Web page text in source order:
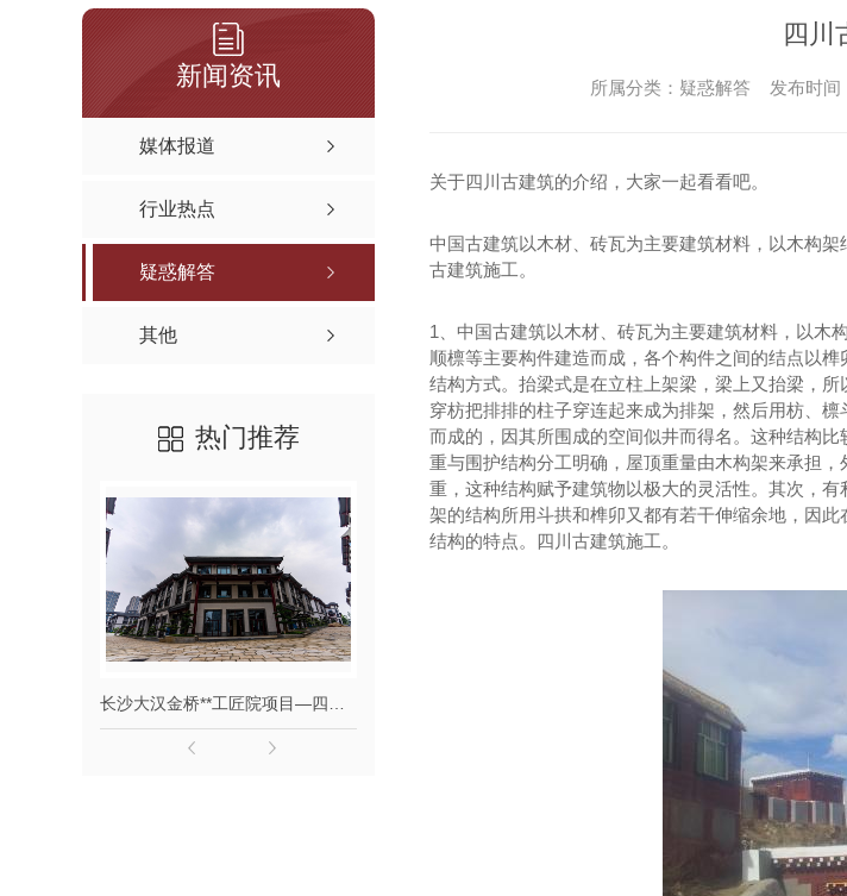
新闻资讯
媒体报道
行业热点
疑惑解答
其他
热门推荐
天府艺术公园蜀园项目—四川古建筑施工
四川
所属分类：疑惑解答 发布时间
关于四川古建筑的介绍，大家一起看看吧。
中国古建筑以木材、砖瓦为主要建筑材料，以木构
古建筑施工。
1、中国古建筑以木材、砖瓦为主要建筑材料，以木
顺檩等主要构件建造而成，各个构件之间的结点以
结构方式。抬梁式是在立柱上架梁，梁上又抬梁，
穿枋把排排的柱子穿连起来成为排架，然后用枋、
而成的，因其所围成的空间似井而得名。这种结构
重与围护结构分工明确，屋顶重量由木构架来承担
重，这种结构赋予建筑物以极大的灵活性。其次，
架的结构所用斗拱和榫卯又都有若干伸缩余地，因
结构的特点。四川古建筑施工。